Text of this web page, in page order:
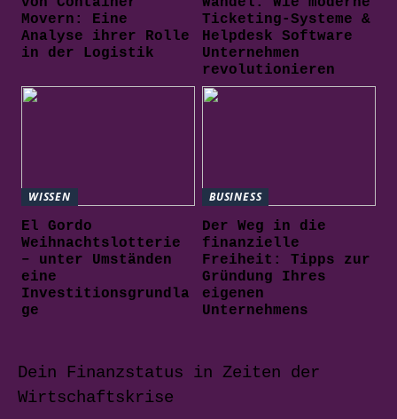
Movern: Eine
Analyse ihrer Rolle
in der Logistik
Ticketing-Systeme &
Helpdesk Software
Unternehmen
revolutionieren
WISSEN
El Gordo
Weihnachtslotterie
– unter Umständen
eine
Investitionsgrundla
ge
BUSINESS
Der Weg in die
finanzielle
Freiheit: Tipps zur
Gründung Ihres
eigenen
Unternehmens
Dein Finanzstatus in Zeiten der
Wirtschaftskrise